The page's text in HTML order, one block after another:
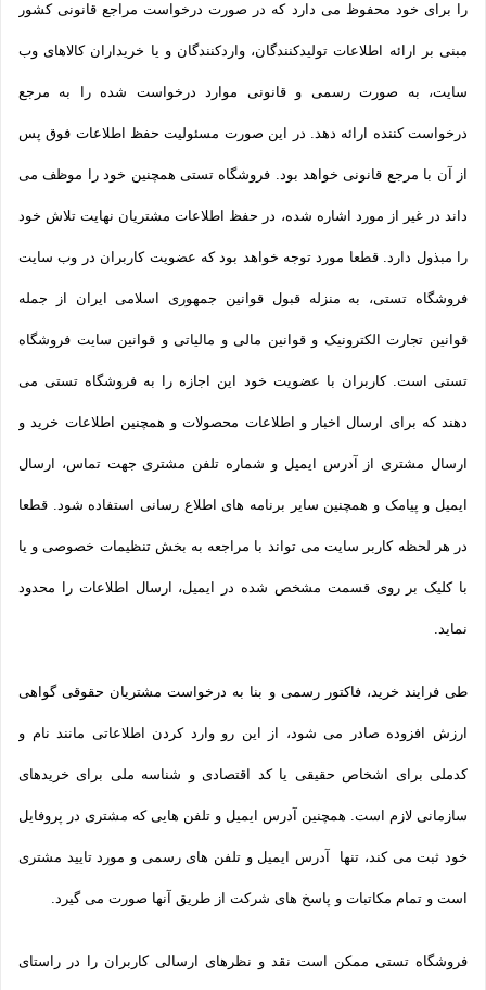
را برای خود محفوظ می دارد که در صورت درخواست مراجع قانونی کشور
مبنی بر ارائه اطلاعات تولیدکنندگان، واردکنندگان و یا خریداران کالاهای وب
سایت، به صورت رسمی و قانونی موارد درخواست شده را به مرجع
درخواست کننده ارائه دهد. در این صورت مسئولیت حفظ اطلاعات فوق پس
از آن با مرجع قانونی خواهد بود. فروشگاه تستی همچنین خود را موظف می
داند در غیر از مورد اشاره شده، در حفظ اطلاعات مشتریان نهایت تلاش خود
را مبذول دارد. قطعا مورد توجه خواهد بود که عضویت کاربران در وب سایت
فروشگاه تستی، به منزله قبول قوانین جمهوری اسلامی ایران از جمله
قوانین تجارت الکترونیک و قوانین مالی و مالیاتی و قوانین سایت فروشگاه
تستی است. کاربران با عضویت خود این اجازه را به فروشگاه تستی می
دهند که برای ارسال اخبار و اطلاعات محصولات و همچنین اطلاعات خرید و
ارسال مشتری از آدرس ایمیل و شماره تلفن مشتری جهت تماس، ارسال
ایمیل و پیامک و همچنین سایر برنامه های اطلاع رسانی استفاده شود. قطعا
در هر لحظه کاربر سایت می تواند با مراجعه به بخش تنظیمات خصوصی و یا
با کلیک بر روی قسمت مشخص شده در ایمیل، ارسال اطلاعات را محدود
نماید.
طی فرایند خرید، فاکتور رسمی و بنا به درخواست مشتریان حقوقی گواهی
ارزش افزوده صادر می شود، از این رو وارد کردن اطلاعاتی مانند نام و
کدملی برای اشخاص حقیقی یا کد اقتصادی و شناسه ملی برای خریدهای
سازمانی لازم است. همچنین آدرس ایمیل و تلفن هایی که مشتری در پروفایل
خود ثبت می­ کند، تنها آدرس ایمیل و تلفن­ های رسمی و مورد تایید مشتری
است و تمام مکاتبات و پاسخ های شرکت از طریق آنها صورت می گیرد.
فروشگاه تستی ممکن است نقد و نظرهای ارسالی کاربران را در راستای